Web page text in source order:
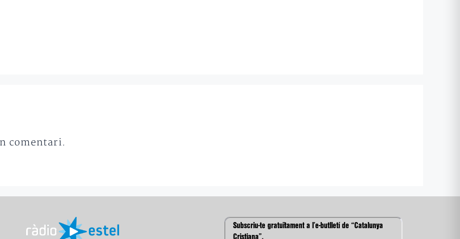
comentari.
Subscriu-te gratuïtament a l’e-butlletí de “Catalunya
Cristiana”.